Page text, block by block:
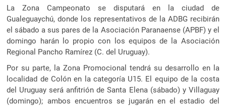
La Zona Campeonato se disputará en la ciudad de
Gualeguaychú, donde los representativos de la ADBG recibirán
el sábado a sus pares de la Asociación Paranaense (APBF) y el
domingo harán lo propio con los equipos de la Asociación
Regional Pancho Ramírez (C. del Uruguay).
Por su parte, la Zona Promocional tendrá su desarrollo en la
localidad de Colón en la categoría U15. El equipo de la costa
del Uruguay será anfitrión de Santa Elena (sábado) y Villaguay
(domingo); ambos encuentros se jugarán en el estadio del